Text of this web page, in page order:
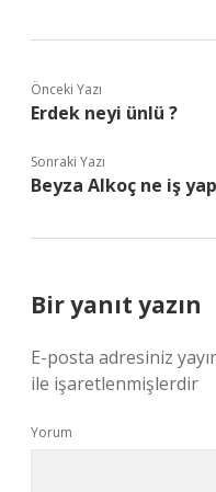
Önceki Yazı
Erdek neyi ünlü ?
Sonraki Yazı
Beyza Alkoç ne iş
Bir yanıt yazın
E-posta adresiniz
ile işaretlenmişlerdir
Yorum